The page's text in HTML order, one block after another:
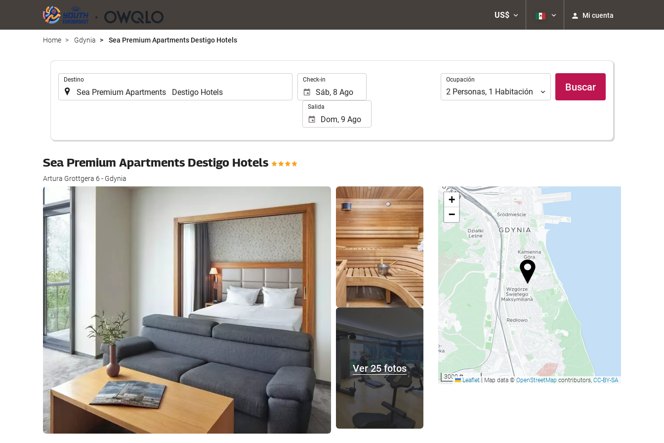
US$ Mi cuenta
Home Gdynia Sea Premium Apartments Destigo Hotels
Destino Check-in
Salida
Ocupación
Ocupación
2 Personas, 1 Habitación Buscar
Sea Premium Apartments Destigo Hotels
Artura Grottgera 6 - Gdynia
Ver 25 fotos
Ver 25 fotos
+
−
3000 ftLeaflet | Map data ©OpenStreetMap contributors, CC-BY-SA